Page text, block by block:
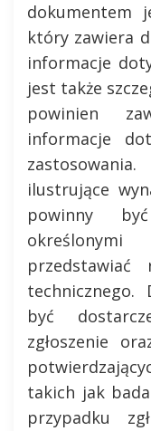
dokumentem
który zawiera
informacje
jest także
powinien
informacje
ilustrujące
powinny
przedstawiać
technicznego.
być
zgłoszenie
takich jak
przypadku